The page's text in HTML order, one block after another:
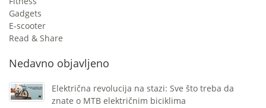
Gadgets
E-scooter
Read & Share
Nedavno objavljeno
Električna revolucija na stazi: Sve što treba da
znate o MTB električnim biciklima